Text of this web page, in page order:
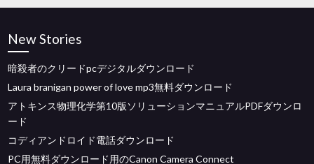
New Stories
暗殺者のクリードpcデジタルダウンロード
Laura branigan power of love mp3無料ダウンロード
アトキンス物理化学第10版ソリューションマニュアルPDFダウンロ
ード
コディアンドロイド電話ダウンロード
PC用無料ダウンロード用のCanon Camera Connect